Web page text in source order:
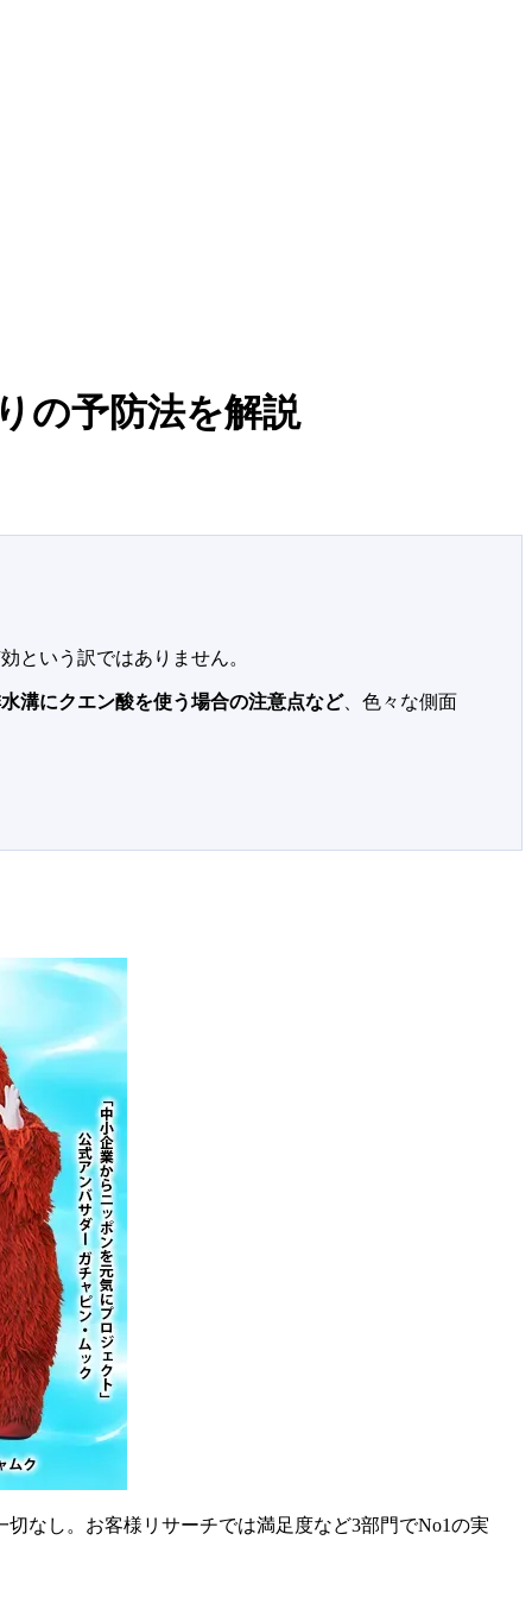
の予防法を解説
という訳ではありません。
溝にクエン酸を使う場合の注意点など、色々な側面
なし。お客様リサーチでは満足度など3部門でNo1の実